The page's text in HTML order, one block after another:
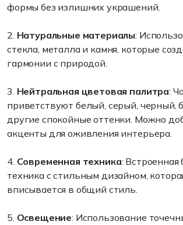
формы без излишних украшений.
2. Натуральные материалы:
стекла, металла и камня, которые
гармонии с природой.
3. Нейтральная цветовая палитра:
приветствуют белый, серый, черный,
другие спокойные оттенки. Можно
акценты для оживления интерьера.
4. Современная техника: Встроенная
техника с стильным дизайном,
вписывается в общий стиль.
5. Освещение: Использование